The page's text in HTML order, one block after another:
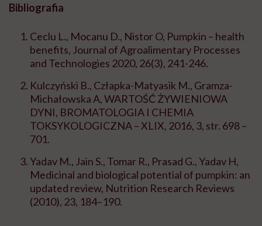
Bibliografia
Ceclu L., Mocanu D., Nistor O, Pumpkin – health
benefits, Journal of Agroalimentary Processes
and Technologies 2020, 26(3), 241-246.
Kulczyński B., Człapka-Matyasik M., Gramza-
Michałowska A, WARTOŚĆ ŻYWIENIOWA
DYNI, BROMATOLOGIA I CHEMIA
TOKSYKOLOGICZNA – XLIX, 2016, 3, str. 698 –
701.
Yadav M., Jain S., Tomar R., Prasad G., Yadav H,
Medicinal and biological potential of pumpkin: an
updated review, Nutrition Research Reviews
(2010), 23, 184–190.